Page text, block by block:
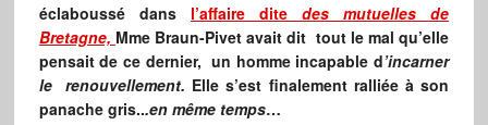
éclaboussé dans l’affaire ditedes mutuelles de
Bretagne, Mme Braun-Pivet avait dit tout le mal qu’elle
pensait de ce dernier, un homme incapable d’incarner
le renouvellement. Elle s’est finalement ralliée à son
panache gris...en même temps…